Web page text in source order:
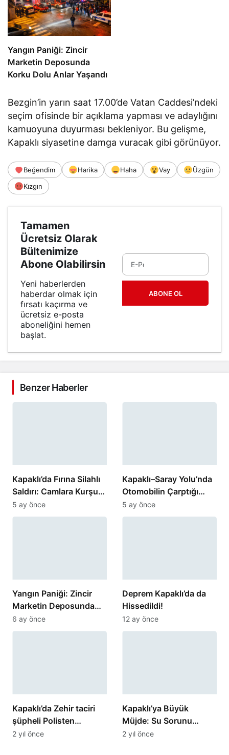
Yangın Paniği: Zincir
Marketin Deposunda
Korku Dolu Anlar Yaşandı
Bezgin’in yarın saat 17.00’de Vatan Caddesi’ndeki
seçim ofisinde bir açıklama yapması ve adaylığını
kamuoyuna duyurması bekleniyor. Bu gelişme,
Kapaklı siyasetine damga vuracak gibi görünüyor.
Beğendim Harika Haha Vay
Üzgün
Kızgın
Tamamen
Ücretsiz Olarak
Bültenimize
Abone Olabilirsin
Yeni haberlerden
haberdar olmak için
fırsatı kaçırma ve
ücretsiz e-posta
aboneliğini hemen
başlat.
ABONE OL
Benzer Haberler
Kapaklı’da Fırına Silahlı
Saldırı: Camlara Kurşun
İsabet Etti
5 ay önce
Kapaklı–Saray Yolu’nda
Otomobilin Çarptığı
Kadın Yaralandı
5 ay önce
Yangın Paniği: Zincir
Marketin Deposunda
Korku Dolu Anlar
Yaşandı
6 ay önce
Deprem Kapaklı’da da
Hissedildi!
12 ay önce
Kapaklı’da Zehir taciri
şüpheli Polisten
kaçamadı
2 yıl önce
Kapaklı’ya Büyük
Müjde: Su Sorunu
Çözüme Kavuşuyor!
2 yıl önce